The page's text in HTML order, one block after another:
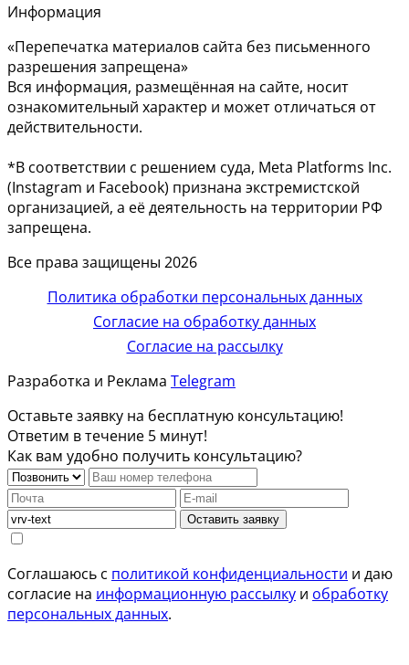
Информация
«Перепечатка материалов сайта без письменного
разрешения запрещена»
Вся информация, размещённая на сайте, носит
ознакомительный характер и может отличаться от
действительности.
*В соответствии с решением суда, Meta Platforms Inc.
(Instagram и Facebook) признана экстремистской
организацией, а её деятельность на территории РФ
запрещена.
Все права защищены 2026
Политика обработки персональных данных
Согласие на обработку данных
Согласие на рассылку
Разработка и Реклама Telegram
Оставьте заявку на бесплатную консультацию!
Ответим в течение 5 минут!
Как вам удобно получить консультацию?
Оставить заявку
Соглашаюсь с политикой конфиденциальности и даю
согласие на информационную рассылку и обработку
персональных данных.